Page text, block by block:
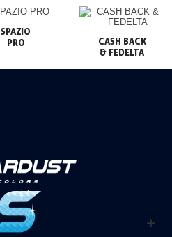
SPAZIO
PRO
CASH BACK
& FEDELTA